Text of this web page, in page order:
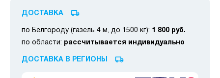
ДОСТАВКА
по Белгороду (газель 4 м, до 1500 кг): 1 800 руб.
по области: рассчитывается индивидуально
ДОСТАВКА В РЕГИОНЫ